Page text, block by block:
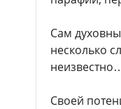
Сам
несколько
Своей